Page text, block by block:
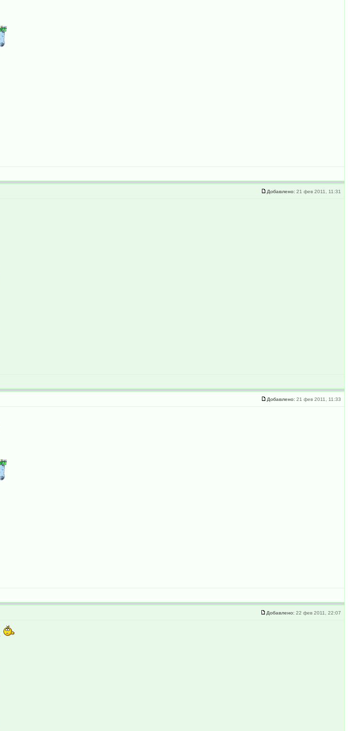
Добавлено: 21 фев 2011, 11:31
Добавлено: 21 фев 2011, 11:33
Добавлено: 22 фев 2011, 22:07